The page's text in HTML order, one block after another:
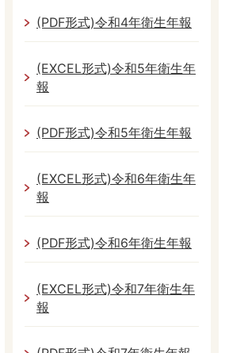
(PDF形式)令和4年衛生年報
(EXCEL形式)令和5年衛生年
報
(PDF形式)令和5年衛生年報
(EXCEL形式)令和6年衛生年
報
(PDF形式)令和6年衛生年報
(EXCEL形式)令和7年衛生年
報